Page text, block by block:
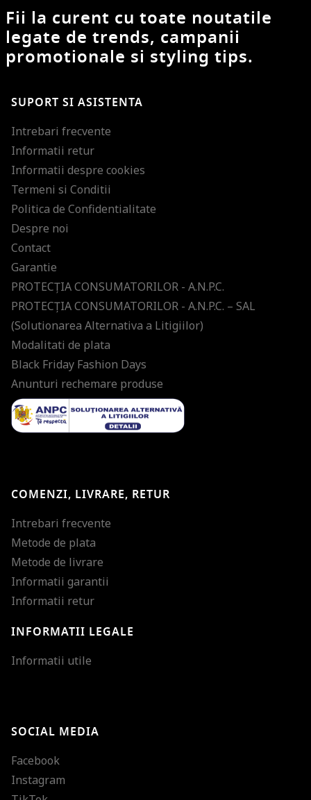
Fii la curent cu toate noutatile
legate de trends, campanii
promotionale si styling tips.
SUPORT SI ASISTENTA
Intrebari frecvente
Informatii retur
Informatii despre cookies
Termeni si Conditii
Politica de Confidentialitate
Despre noi
Contact
Garantie
PROTECŢIA CONSUMATORILOR - A.N.P.C.
PROTECŢIA CONSUMATORILOR - A.N.P.C. – SAL
(Solutionarea Alternativa a Litigiilor)
Modalitati de plata
Black Friday Fashion Days
Anunturi rechemare produse
COMENZI, LIVRARE, RETUR
Intrebari frecvente
Metode de plata
Metode de livrare
Informatii garantii
Informatii retur
INFORMATII LEGALE
Informatii utile
SOCIAL MEDIA
Facebook
Instagram